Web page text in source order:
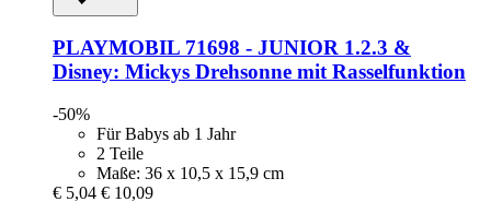
PLAYMOBIL 71698 -​ JUNIOR 1.2.3 &
Disney: Mickys Drehsonne mit Rasselfunktion
-50%
Für Babys ab 1 Jahr
2 Teile
Maße: 36 x 10,5 x 15,9 cm
€ 5,04 € 10,09